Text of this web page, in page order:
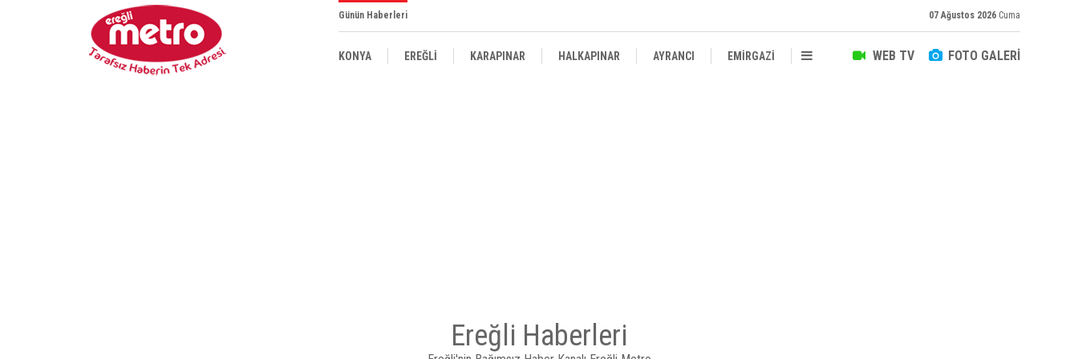
Günün Haberleri 07 Ağustos 2026 Cuma
WEB TV FOTO GALERİ
KONYA EREĞLİ KARAPINAR HALKAPINAR AYRANCI EMİRGAZİ
Ereğli Haberleri